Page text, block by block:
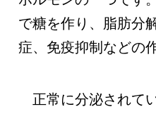
で糖を作り、脂肪分
症、免疫抑制などの
正常に分泌されて